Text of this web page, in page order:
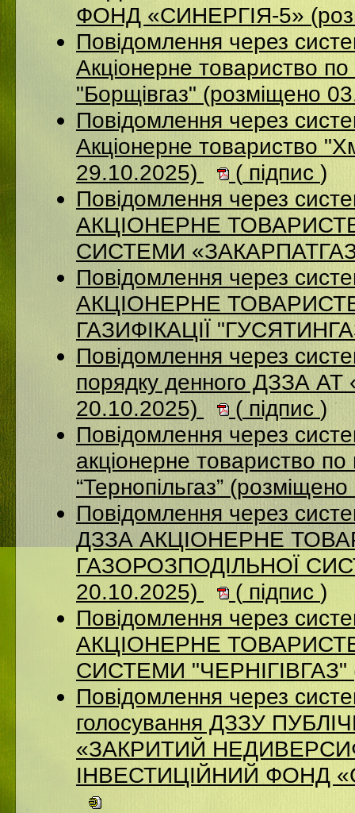
ФОНД «СИНЕРГІЯ-5»
Повідомлення через
Акцiонерне товариство по
"Борщiвгаз" (розміщено
Повідомлення через
Акціонерне товариство
29.10.2025)
( підпис )
Повідомлення через
АКЦІОНЕРНЕ
СИСТЕМИ
Повідомлення через
АКЦІОНЕРНЕ
ГАЗИФІКАЦІЇ
Повідомлення через
порядку денного ДЗЗА АТ
20.10.2025)
( підпис )
Повідомлення через
акціонерне товариство по
“Тернопільгаз”
Повідомлення через
ДЗЗА АКЦІОНЕРНЕ
ГАЗОРОЗПОДІЛЬНОЇ
20.10.2025)
( підпис )
Повідомлення через
АКЦІОНЕРНЕ
СИСТЕМИ "ЧЕРНІГІВГАЗ"
Повідомлення через
голосування ДЗЗУ
«ЗАКРИТИЙ
ІНВЕСТИЦІЙНИЙ ФОНД